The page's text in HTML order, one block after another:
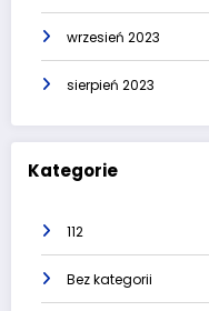
wrzesień 2023
sierpień 2023
Kategorie
112
Bez kategorii